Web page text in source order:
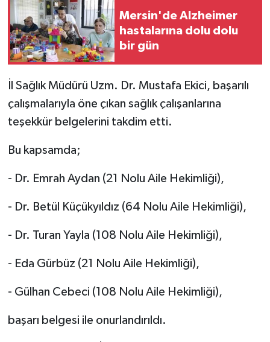
Mersin'de Alzheimer
hastalarına dolu dolu
bir gün
İl Sağlık Müdürü Uzm. Dr. Mustafa Ekici, başarılı
çalışmalarıyla öne çıkan sağlık çalışanlarına
teşekkür belgelerini takdim etti.
Bu kapsamda;
- Dr. Emrah Aydan (21 Nolu Aile Hekimliği),
- Dr. Betül Küçükyıldız (64 Nolu Aile Hekimliği),
- Dr. Turan Yayla (108 Nolu Aile Hekimliği),
- Eda Gürbüz (21 Nolu Aile Hekimliği),
- Gülhan Cebeci (108 Nolu Aile Hekimliği),
başarı belgesi ile onurlandırıldı.